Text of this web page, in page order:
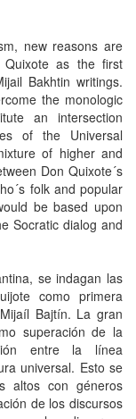
new reasons are
as the first
Bakhtin writings.
the monologic
an intersection
of the Universal
of higher and
Don Quixote´s
folk and popular
be based upon
Socratic dialog and
se indagan las
como primera
Bajtín. La gran
superación de la
entre la línea
universal. Esto se
altos con géneros
de los discursos